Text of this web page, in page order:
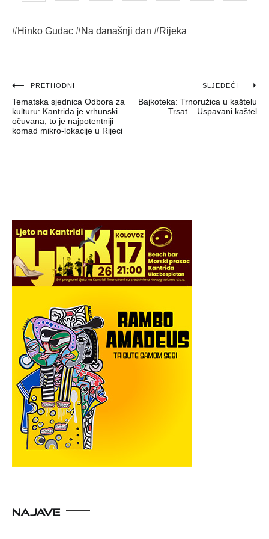
#Hinko Gudac #Na današnji dan #Rijeka
Navigacija
objava
PRETHODNI
Tematska sjednica Odbora za
kulturu: Kantrida je vrhunski
očuvana, to je najpotentniji
komad mikro-lokacije u Rijeci
SLJEDEĆI
Bajkoteka: Trnoružica u kaštelu
Trsat – Uspavani kaštel
NAJAVE